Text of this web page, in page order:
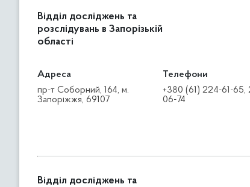
Відділ досліджень та
розслідувань в Запорізькій
області
Адреса
пр-т Соборний, 164, м.
Запоріжжя, 69107
Телефони
+380 (61) 224-61-65,
06-74
Відділ досліджень та